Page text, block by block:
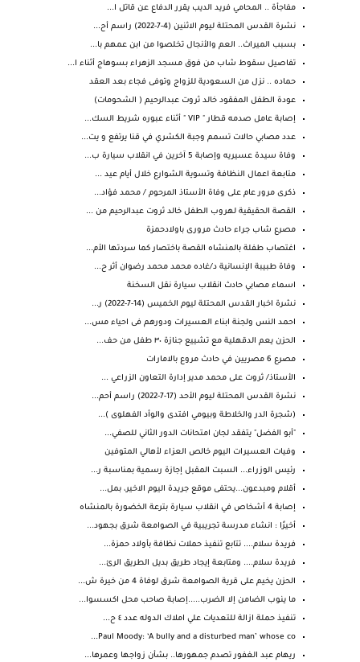
مفاجأة .. المحامي فريد الديب يقرر الدفاع عن قاتل ا...
نشرة القدس المحتلة ليوم الاثنين (4-7-2022) راسم أح...
بسبب الميراث.. العم والأنجال تخلصوا من ابن عمهم با...
تفاصيل سقوط شاب من فوق مسجد الزهراء بسوهاج أثناء ا...
حماده .. نزل من السعودية للزواج وتوفى فجاء بعد العقد
عودة الطفل المفقود خالد ثروت عبدالرحيم ( الشحومات)
إصابة عامل صدمه قطار " VIP " أثناء عبوره شريط السك...
عدد مصابي حالات تسمم وجبة الكشري في قنا يرتفع و يت...
وفاة سيدة عسيريه وإصابة 5 آخرين في انقلاب سيارة ب...
متابعة اعمال النظافة وتسوية الشوارع خلال أيام عيد ...
ذكرى مرور عام على وفاة الأستاذ المرحوم / محمد فؤاد...
القصة الحقيقية لهروب الطفل خالد ثروت عبدالرحيم من ...
مصرع شاب جراء حادث مرورى باولادحمزة
اغتصاب طفلة بالمنشاه القصة باختصار كما سردتها الأم...
وفاة طبيبة الإنسانية د/غاده محمد محمد رضوان أثر ح...
اسماء مصابي حادث انقلاب سيارة نقل السخنة
نشرة اخبار القدس المحتلة ليوم الخميس (14-7-2022) ر...
احمد النس ولجنة ابناء العسيرات ودورهم فى احياء مس...
الحزن يعم ⁧‫الدقهلية‬⁩ مع تشييع جنازة ٣٠ طفل من حف...
مصرع 6 مصريين في حادث مروع بالامارات
الأستاذ/ ثروت على محمد مدير إدارة التعاون الزراعي ...
نشرة القدس المحتلة ليوم الأحد (17-7-2022) راسم أحم...
(شجرة الدر والخلاطة وبيومي افتدى والوأد الفهلوى )...
"أبو الفضل" يتفقد لجان امتحانات الدور الثاني للصفي...
وفيات العسيرات اليوم خالص العزاء لأهالي المتوفين
رئيس الوزراء... السبت المقبل إجازة رسمية بمناسبة ر...
أقلام ومبدعون...يحتفى موقع جريدة اليوم الاخير، بمل...
إصابة 4 أشخاص في انقلاب سيارة بترعة الخضورة بالمنشاه
أخيرًا : انشاء مدرسة تجريبية في الصوامعة شرق بجهود...
فريدة سلام.... تتابع تنفيذ حملات نظافة بأولاد حمزة...
فريدة سلام.... ومتابعة إيجاد طريق بديل الطريق الرئ...
الحزن يخيم على قرية الصوامعة شرق لوفاة 4 من خيرة ش...
ما ينوب الضامن إلا الضرب.....إصابة صاحب محل اكسسوا...
تنفيذ حملة ازالة للتعديات علي املاك الدوله عدد ٤ ح...
Paul Moody: ‘A bully and a disturbed man’ whose co...
ريهام عبد الغفور تصدم جمهورها.. بشأن زواجها وعمرها...